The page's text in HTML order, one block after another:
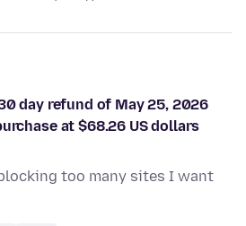
day refund of May 25, 2026
at $68.26 US dollars
too many sites I want